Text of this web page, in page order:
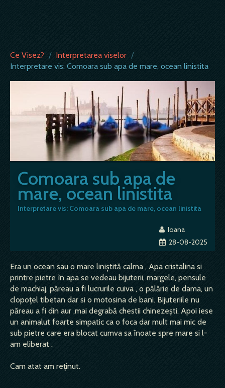
Ce Visez? / Interpretarea viselor /
Interpretare vis: Comoara sub apa de mare, ocean linistita
Comoara sub apa de
mare, ocean linistita
Interpretare vis: Comoara sub apa de mare, ocean linistita
Ioana
28-08-2025
Era un ocean sau o mare liniștită calma , Apa cristalina si
printre pietre în apa se vedeau bijuterii, margele, pensule
de machiaj, păreau a fi lucrurile cuiva , o pălărie de dama, un
clopoțel tibetan dar si o motosina de bani. Bijuteriile nu
păreau a fi din aur ,mai degrabă chestii chinezești. Apoi iese
un animalut foarte simpatic ca o foca dar mult mai mic de
sub pietre care era blocat cumva sa înoate spre mare si l-
am eliberat .
Cam atat am reținut.